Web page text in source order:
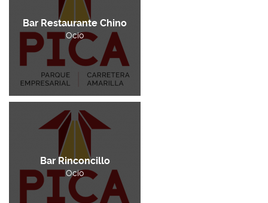
Bar Restaurante Chino
Ocio
Bar Rinconcillo
Ocio